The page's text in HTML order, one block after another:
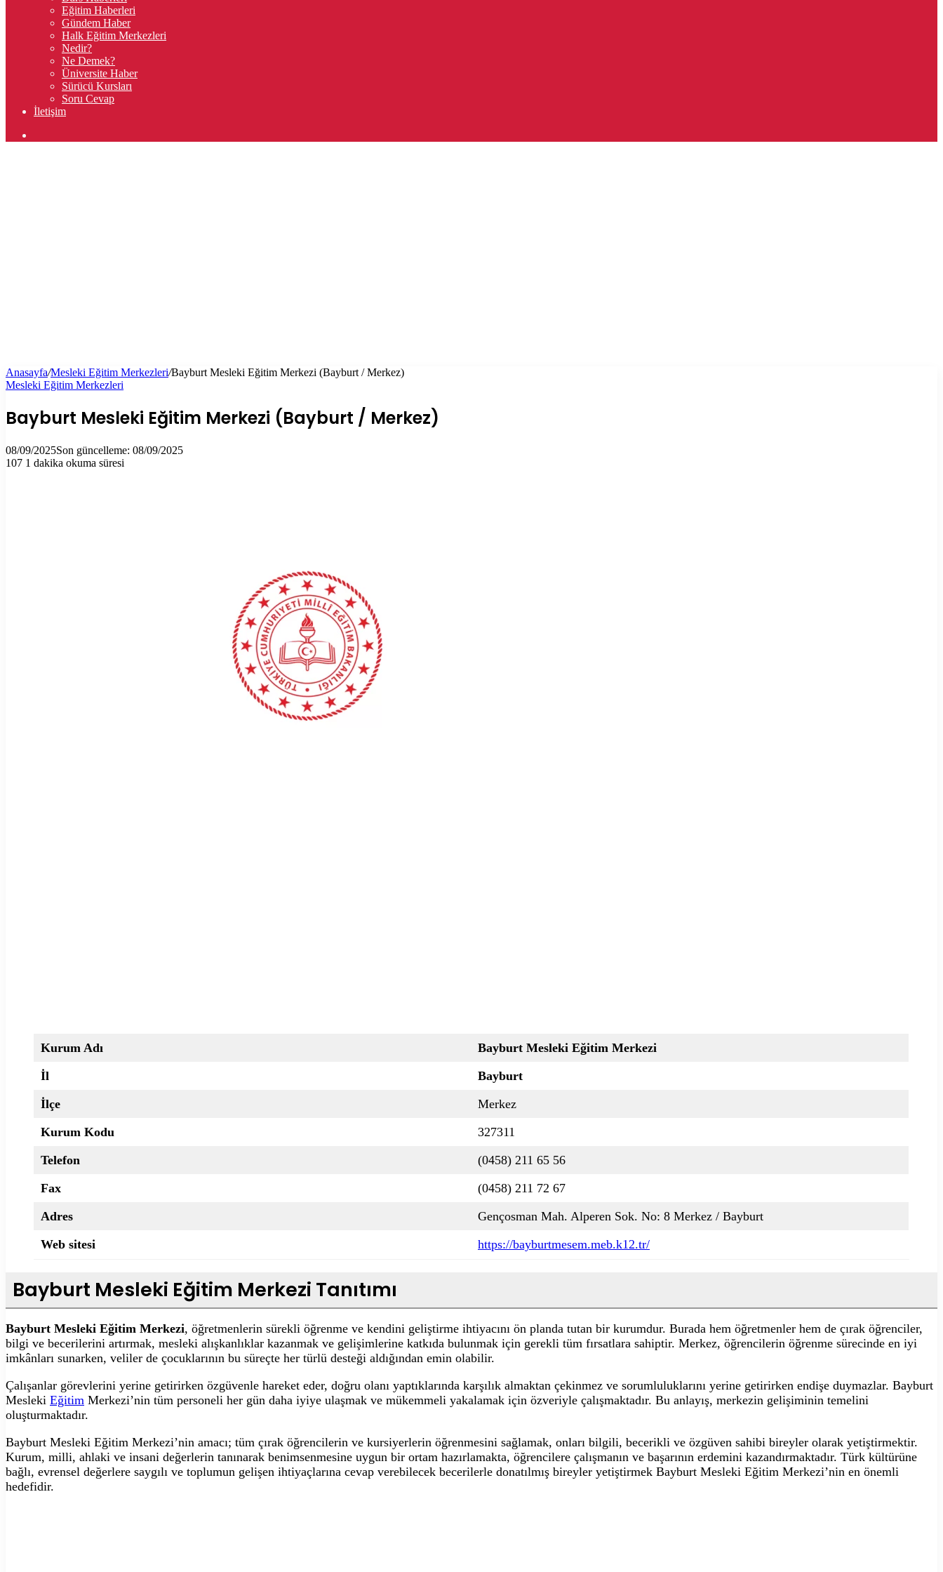
Eğitim Haberleri
Gündem Haber
Halk Eğitim Merkezleri
Nedir?
Ne Demek?
Üniversite Haber
Sürücü Kursları
Soru Cevap
İletişim
Anasayfa/Mesleki Eğitim Merkezleri/Bayburt Mesleki Eğitim Merkezi (Bayburt / Merkez)
Mesleki Eğitim Merkezleri
Bayburt Mesleki Eğitim Merkezi (Bayburt / Merkez)
08/09/2025Son güncelleme: 08/09/2025
107 1 dakika okuma süresi
Kurum Adı
Bayburt Mesleki Eğitim Merkezi
İl
Bayburt
İlçe
Merkez
Kurum Kodu
327311
Telefon
(0458) 211 65 56
Fax
(0458) 211 72 67
Adres
Gençosman Mah. Alperen Sok. No: 8 Merkez / Bayburt
Web sitesi
https://bayburtmesem.meb.k12.tr/
Bayburt Mesleki Eğitim Merkezi Tanıtımı
Bayburt Mesleki Eğitim Merkezi, öğretmenlerin sürekli öğrenme ve kendini geliştirme ihtiyacını ön planda tutan bir kurumdur. Burada hem öğretmenler hem de çırak öğrenciler,
bilgi ve becerilerini artırmak, mesleki alışkanlıklar kazanmak ve gelişimlerine katkıda bulunmak için gerekli tüm fırsatlara sahiptir. Merkez, öğrencilerin öğrenme sürecinde en iyi
imkânları sunarken, veliler de çocuklarının bu süreçte her türlü desteği aldığından emin olabilir.
Çalışanlar görevlerini yerine getirirken özgüvenle hareket eder, doğru olanı yaptıklarında karşılık almaktan çekinmez ve sorumluluklarını yerine getirirken endişe duymazlar. Bayburt
Mesleki Eğitim Merkezi’nin tüm personeli her gün daha iyiye ulaşmak ve mükemmeli yakalamak için özveriyle çalışmaktadır. Bu anlayış, merkezin gelişiminin temelini
oluşturmaktadır.
Bayburt Mesleki Eğitim Merkezi’nin amacı; tüm çırak öğrencilerin ve kursiyerlerin öğrenmesini sağlamak, onları bilgili, becerikli ve özgüven sahibi bireyler olarak yetiştirmektir.
Kurum, milli, ahlaki ve insani değerlerin tanınarak benimsenmesine uygun bir ortam hazırlamakta, öğrencilere çalışmanın ve başarının erdemini kazandırmaktadır. Türk kültürüne
bağlı, evrensel değerlere saygılı ve toplumun gelişen ihtiyaçlarına cevap verebilecek becerilerle donatılmış bireyler yetiştirmek Bayburt Mesleki Eğitim Merkezi’nin en önemli
hedefidir.